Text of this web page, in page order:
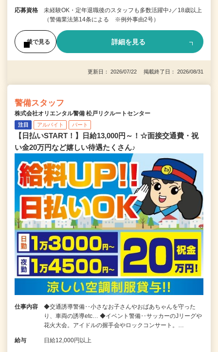
応募資格
未経験OK・定年退職後のスタッフも多数活躍中♪／18歳以上
（警備業法第14条による ※例外事由2号）
後で見る 詳細を見る
更新日： 2026/07/22 掲載終了日： 2026/08/31
警備スタッフ
株式会社オリエンタル警備 松戸リクルートセンター
注目 アルバイト パート
【日払いSTART！】日給13,000円～！☆面接交通費・祝
い金20万円など嬉しい待遇たくさん♪
仕事内容
◆交通誘導警備‥小さなお子さんやおばあちゃんを守った
り、車両の誘導etc… ◆イベント警備‥サッカーのJリーグや
花火大会。アイドルの握手会やロックコンサート。…
給与 日給12,000円以上